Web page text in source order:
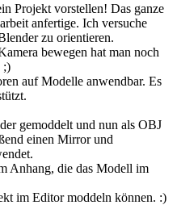
Projekt vorstellen! Das ganze
anfertige. Ich versuche
zu orientieren.
bewegen hat man noch
;)
auf Modelle anwendbar. Es
gemoddelt und nun als OBJ
einen Mirror und
Anhang, die das Modell im
im Editor moddeln können. :)